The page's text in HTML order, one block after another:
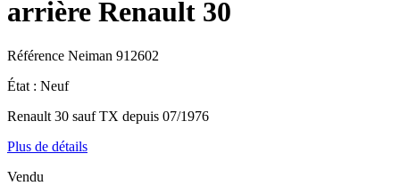
arrière Renault 30
Référence Neiman 912602
État : Neuf
Renault 30 sauf TX depuis 07/1976
Plus de détails
Vendu